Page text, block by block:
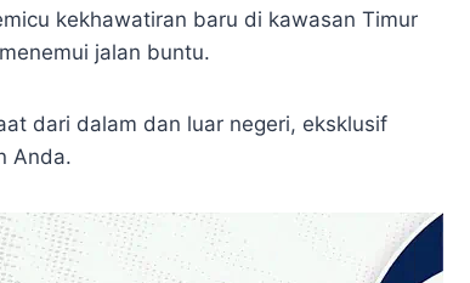
kekhawatiran baru di kawasan Timur
jalan buntu.
dari dalam dan luar negeri, eksklusif
Anda.